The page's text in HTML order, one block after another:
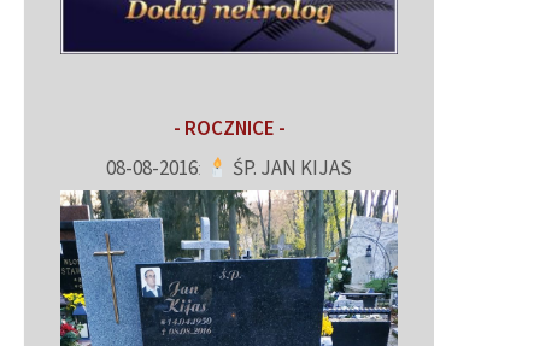
- ROCZNICE -
08-08-2016: ŚP. JAN KIJAS